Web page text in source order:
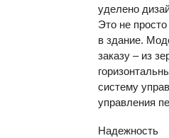
уделено
Это не
в здание.
заказу – из
систему
управления
Надежность